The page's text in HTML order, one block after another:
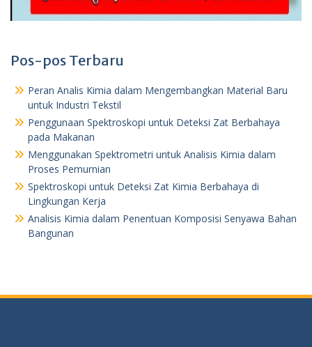
Pos-pos Terbaru
Peran Analis Kimia dalam Mengembangkan Material Baru
untuk Industri Tekstil
Penggunaan Spektroskopi untuk Deteksi Zat Berbahaya
pada Makanan
Menggunakan Spektrometri untuk Analisis Kimia dalam
Proses Pemurnian
Spektroskopi untuk Deteksi Zat Kimia Berbahaya di
Lingkungan Kerja
Analisis Kimia dalam Penentuan Komposisi Senyawa Bahan
Bangunan